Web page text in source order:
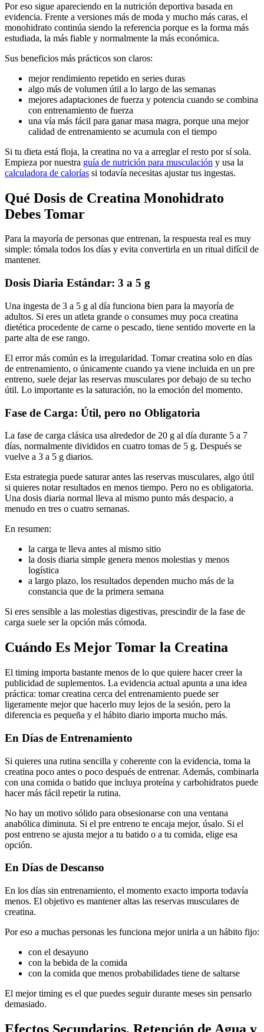
Por eso sigue apareciendo en la nutrición deportiva basada en
evidencia. Frente a versiones más de moda y mucho más caras, el
monohidrato continúa siendo la referencia porque es la forma más
estudiada, la más fiable y normalmente la más económica.
Sus beneficios más prácticos son claros:
mejor rendimiento repetido en series duras
algo más de volumen útil a lo largo de las semanas
mejores adaptaciones de fuerza y potencia cuando se combina
con entrenamiento de fuerza
una vía más fácil para ganar masa magra, porque una mejor
calidad de entrenamiento se acumula con el tiempo
Si tu dieta está floja, la creatina no va a arreglar el resto por sí sola.
Empieza por nuestra guía de nutrición para musculación y usa la
calculadora de calorías si todavía necesitas ajustar tus ingestas.
Qué Dosis de Creatina Monohidrato
Debes Tomar
Para la mayoría de personas que entrenan, la respuesta real es muy
simple: tómala todos los días y evita convertirla en un ritual difícil de
mantener.
Dosis Diaria Estándar: 3 a 5 g
Una ingesta de 3 a 5 g al día funciona bien para la mayoría de
adultos. Si eres un atleta grande o consumes muy poca creatina
dietética procedente de carne o pescado, tiene sentido moverte en la
parte alta de ese rango.
El error más común es la irregularidad. Tomar creatina solo en días
de entrenamiento, o únicamente cuando ya viene incluida en un pre
entreno, suele dejar las reservas musculares por debajo de su techo
útil. Lo importante es la saturación, no la emoción del momento.
Fase de Carga: Útil, pero no Obligatoria
La fase de carga clásica usa alrededor de 20 g al día durante 5 a 7
días, normalmente divididos en cuatro tomas de 5 g. Después se
vuelve a 3 a 5 g diarios.
Esta estrategia puede saturar antes las reservas musculares, algo útil
si quieres notar resultados en menos tiempo. Pero no es obligatoria.
Una dosis diaria normal lleva al mismo punto más despacio, a
menudo en tres o cuatro semanas.
En resumen:
la carga te lleva antes al mismo sitio
la dosis diaria simple genera menos molestias y menos
logística
a largo plazo, los resultados dependen mucho más de la
constancia que de la primera semana
Si eres sensible a las molestias digestivas, prescindir de la fase de
carga suele ser la opción más cómoda.
Cuándo Es Mejor Tomar la Creatina
El timing importa bastante menos de lo que quiere hacer creer la
publicidad de suplementos. La evidencia actual apunta a una idea
práctica: tomar creatina cerca del entrenamiento puede ser
ligeramente mejor que hacerlo muy lejos de la sesión, pero la
diferencia es pequeña y el hábito diario importa mucho más.
En Días de Entrenamiento
Si quieres una rutina sencilla y coherente con la evidencia, toma la
creatina poco antes o poco después de entrenar. Además, combinarla
con una comida o batido que incluya proteína y carbohidratos puede
hacer más fácil repetir la rutina.
No hay un motivo sólido para obsesionarse con una ventana
anabólica diminuta. Si el pre entreno te encaja mejor, úsalo. Si el
post entreno se ajusta mejor a tu batido o a tu comida, elige esa
opción.
En Días de Descanso
En los días sin entrenamiento, el momento exacto importa todavía
menos. El objetivo es mantener altas las reservas musculares de
creatina.
Por eso a muchas personas les funciona mejor unirla a un hábito fijo:
con el desayuno
con la bebida de la comida
con la comida que menos probabilidades tiene de saltarse
El mejor timing es el que puedes seguir durante meses sin pensarlo
demasiado.